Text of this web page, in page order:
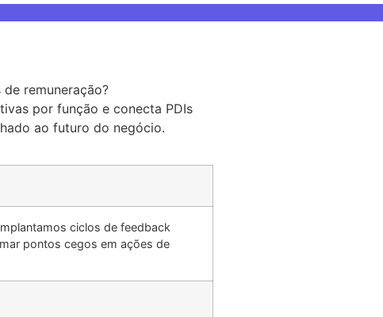
remuneração?
por função e conecta PDIs
ao futuro do negócio.
ciclos de feedback
pontos cegos em ações de